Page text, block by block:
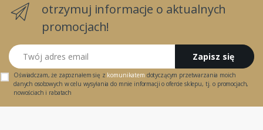
otrzymuj informacje o aktualnych
promocjach!
Twój adres email
Zapisz się
Oświadczam, że zapoznałem się z komunikatem dotyczącym przetwarzania moich
danych osobowych w celu wysyłania do mnie informacji o ofercie sklepu, tj. o promocjach,
nowościach i rabatach